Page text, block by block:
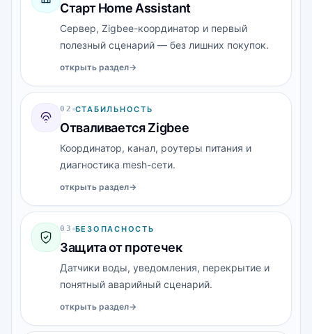
Старт Home Assistant
Сервер, Zigbee-координатор и первый
полезный сценарий — без лишних покупок.
открыть раздел→
0 2 СТАБИЛЬНОСТЬ
Отваливается Zigbee
Координатор, канал, роутеры питания и
диагностика mesh-сети.
открыть раздел→
0 3 БЕЗОПАСНОСТЬ
Защита от протечек
Датчики воды, уведомления, перекрытие и
понятный аварийный сценарий.
открыть раздел→